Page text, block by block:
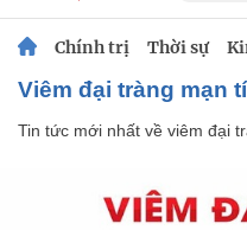
Chính trị Thời sự
viêm đại tràng mạn
Tin tức mới nhất về viêm đại